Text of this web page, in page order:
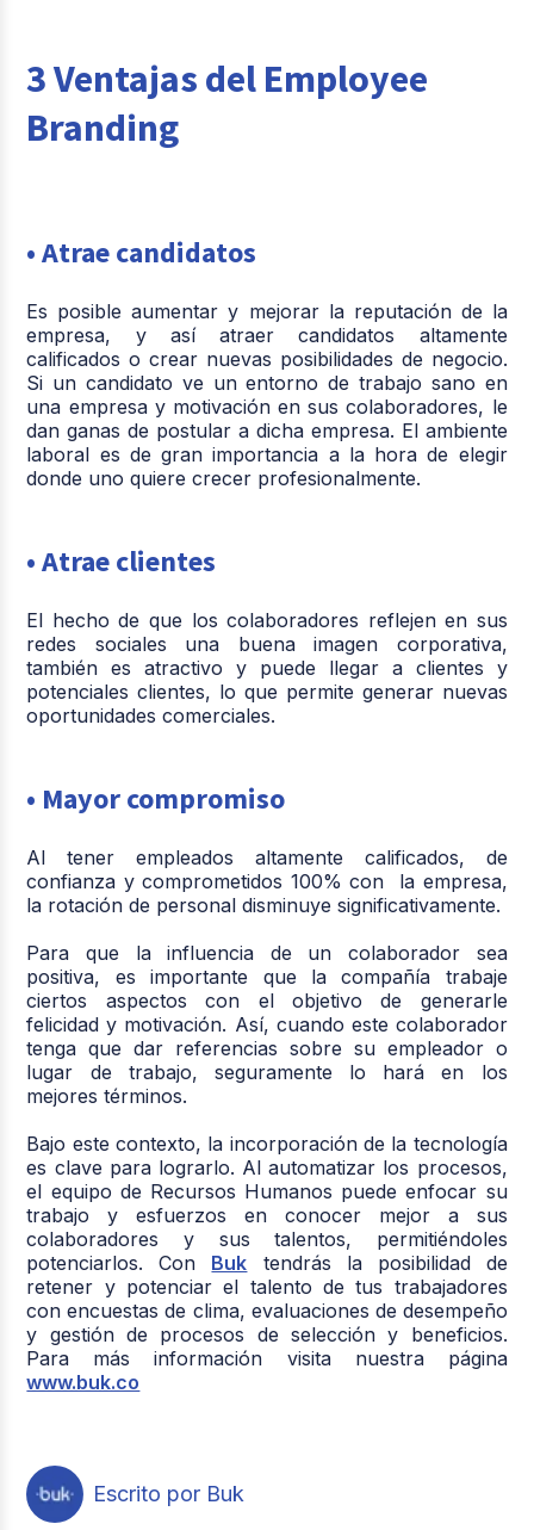
3 Ventajas del Employee
Branding
• Atrae candidatos
Es posible aumentar y mejorar la reputación de la
empresa, y así atraer candidatos altamente
calificados o crear nuevas posibilidades de negocio.
Si un candidato ve un entorno de trabajo sano en
una empresa y motivación en sus colaboradores, le
dan ganas de postular a dicha empresa. El ambiente
laboral es de gran importancia a la hora de elegir
donde uno quiere crecer profesionalmente.
• Atrae clientes
El hecho de que los colaboradores reflejen en sus
redes sociales una buena imagen corporativa,
también es atractivo y puede llegar a clientes y
potenciales clientes, lo que permite generar nuevas
oportunidades comerciales.
• Mayor compromiso
Al tener empleados altamente calificados, de
confianza y comprometidos 100% con la empresa,
la rotación de personal disminuye significativamente.
Para que la influencia de un colaborador sea
positiva, es importante que la compañía trabaje
ciertos aspectos con el objetivo de generarle
felicidad y motivación. Así, cuando este colaborador
tenga que dar referencias sobre su empleador o
lugar de trabajo, seguramente lo hará en los
mejores términos.
Bajo este contexto, la incorporación de la tecnología
es clave para lograrlo. Al automatizar los procesos,
el equipo de Recursos Humanos puede enfocar su
trabajo y esfuerzos en conocer mejor a sus
colaboradores y sus talentos, permitiéndoles
potenciarlos. Con Buk tendrás la posibilidad de
retener y potenciar el talento de tus trabajadores
con encuestas de clima, evaluaciones de desempeño
y gestión de procesos de selección y beneficios.
Para más información visita nuestra página
www.buk.co
Escrito por Buk